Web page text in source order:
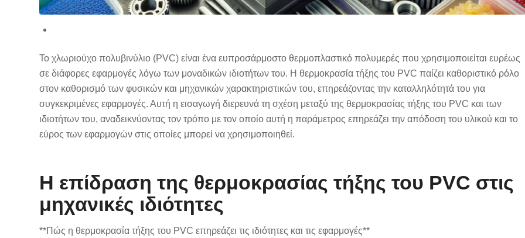
Το χλωριούχο πολυβινύλιο (PVC) είναι ένα ευπροσάρμοστο θερμοπλαστικό πολυμερές που χρησιμοποιείται ευρέως
σε διάφορες εφαρμογές λόγω των μοναδικών ιδιοτήτων του. Η θερμοκρασία τήξης του PVC παίζει καθοριστικό ρόλο
στον καθορισμό των φυσικών και μηχανικών χαρακτηριστικών του, επηρεάζοντας την καταλληλότητά του για
συγκεκριμένες εφαρμογές. Αυτή η εισαγωγή διερευνά τη σχέση μεταξύ της θερμοκρασίας τήξης του PVC και των
ιδιοτήτων του, αναδεικνύοντας τον τρόπο με τον οποίο αυτή η παράμετρος επηρεάζει την απόδοση του υλικού και το
εύρος των εφαρμογών στις οποίες μπορεί να χρησιμοποιηθεί.
Η επίδραση της θερμοκρασίας τήξης του PVC στις
μηχανικές ιδιότητες
**Πώς η θερμοκρασία τήξης του PVC επηρεάζει τις ιδιότητες και τις εφαρμογές**